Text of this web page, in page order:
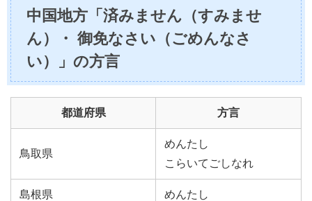
中国地方「済みません（すみませ
ん）・ 御免なさい（ごめんなさ
い）」の方言
都道府県 方言
鳥取県
めんたし
こらいてごしなれ
島根県 めんたし